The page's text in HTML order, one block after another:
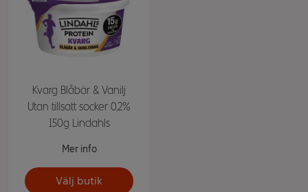
Kvarg Blåbär & Vanilj
Utan tillsatt socker 0,2%
150g Lindahls
Mer info
Välj butik